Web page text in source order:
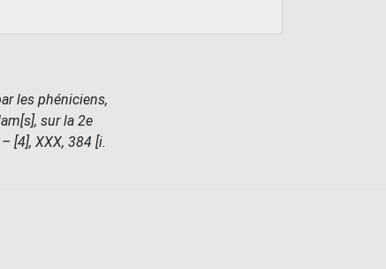
les phéniciens,
sur la 2e
[4], XXX, 384 [i.